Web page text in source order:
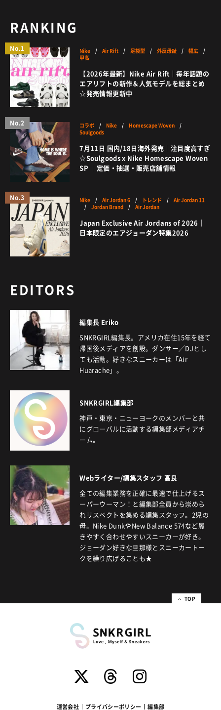
RANKING
No.1 Nike /Air Rift / 足袋型 /外反母趾 /幅広 /
甲高
【2026年最新】Nike Air Rift｜毎年話題の
エアリフトの新作＆人気モデルを総まとめ
☆発売情報更新中
No.2 コラボ / Nike / Homescape Woven /
Soulgoods
7月11日 国内/18日海外発売｜注目度高すぎ
☆Soulgoods x Nike Homescape Woven
SP ｜定価・抽選・販売店舗情報
No.3 Nike /Air Jordan 6 / トレンド /Air Jordan 11
/Jordan Brand /Air Jordan
Japan Exclusive Air Jordans of 2026｜
日本限定のエアジョーダン特集2026
EDITORS
編集長 Eriko
SNKRGIRL編集長。アメリカ在住15年を経て
帰国後メディアを創設。ダンサー／DJとし
ても活動。好きなスニーカーは「Air
Huarache」。
SNKRGIRL編集部
神戸・東京・ニューヨークのメンバーと共
にグローバルに活動する編集部メディアチ
ーム。
Webライター/編集スタッフ 高良
全ての編集業務を正確に最速で仕上げるス
ーパーウーマン！と編集部全員から崇めら
れリスペクトを集める編集スタッフ。2児の
母。Nike DunkやNew Balance 574など履
きやすく合わせやすいスニーカーが好き。
ジョーダン好きな旦那様とスニーカートー
クを繰り広げることも★
TOP
運営会社 プライバシーポリシー 編集部